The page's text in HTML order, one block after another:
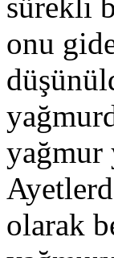
sürekli
onu
yağmur
olarak